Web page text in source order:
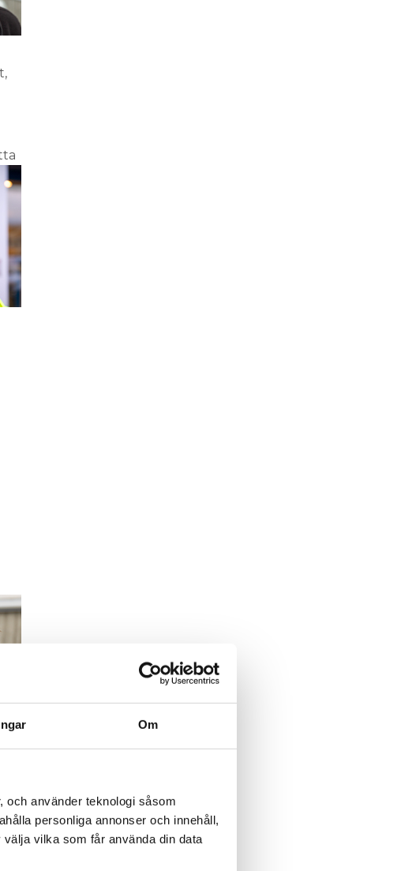
Om
och använder teknologi såsom
personliga annonser och innehåll,
vilka som får använda din data